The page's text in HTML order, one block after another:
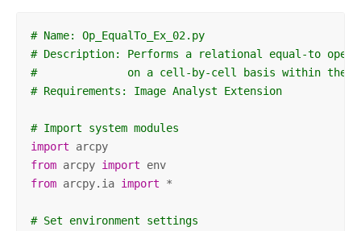
# Name: Op_EqualTo_Ex_02.py
# Description: Performs a relational equal-to
#              on a cell-by-cell basis within the
# Requirements: Image Analyst Extension
# Import system modules
import
arcpy
from arcpy import
env
from arcpy.ia import *
# Set environment settings